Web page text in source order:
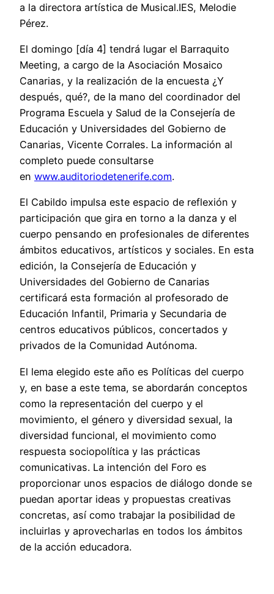
a la directora artística de Musical.IES, Melodie
Pérez.
El domingo [día 4] tendrá lugar el Barraquito
Meeting, a cargo de la Asociación Mosaico
Canarias, y la realización de la encuesta ¿Y
después, qué?, de la mano del coordinador del
Programa Escuela y Salud de la Consejería de
Educación y Universidades del Gobierno de
Canarias, Vicente Corrales. La información al
completo puede consultarse
en www.auditoriodetenerife.com.
El Cabildo impulsa este espacio de reflexión y
participación que gira en torno a la danza y el
cuerpo pensando en profesionales de diferentes
ámbitos educativos, artísticos y sociales. En esta
edición, la Consejería de Educación y
Universidades del Gobierno de Canarias
certificará esta formación al profesorado de
Educación Infantil, Primaria y Secundaria de
centros educativos públicos, concertados y
privados de la Comunidad Autónoma.
El lema elegido este año es Políticas del cuerpo
y, en base a este tema, se abordarán conceptos
como la representación del cuerpo y el
movimiento, el género y diversidad sexual, la
diversidad funcional, el movimiento como
respuesta sociopolítica y las prácticas
comunicativas. La intención del Foro es
proporcionar unos espacios de diálogo donde se
puedan aportar ideas y propuestas creativas
concretas, así como trabajar la posibilidad de
incluirlas y aprovecharlas en todos los ámbitos
de la acción educadora.